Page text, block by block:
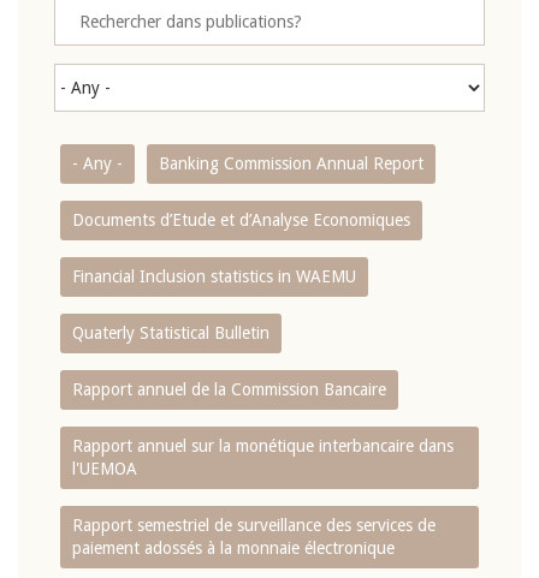
- Any - Banking Commission Annual Report
Documents d’Etude et d’Analyse Economiques
Financial Inclusion statistics in WAEMU
Quaterly Statistical Bulletin
Rapport annuel de la Commission Bancaire
Rapport annuel sur la monétique interbancaire dans
l'UEMOA
Rapport semestriel de surveillance des services de
paiement adossés à la monnaie électronique